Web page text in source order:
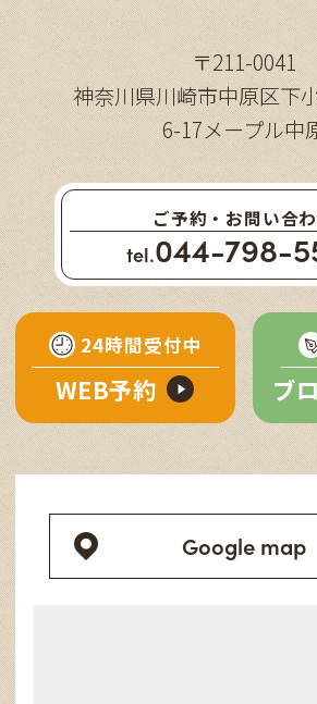
〒211-0041
神奈川県川崎市中原区下
6-17メープル中
ご予約・お問い合
tel.044-798-
24時間受付中
WEB予約 ブ
Google map